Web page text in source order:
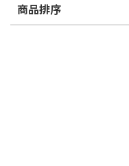
商品排序